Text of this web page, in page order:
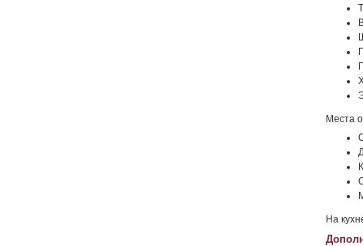
Места
На